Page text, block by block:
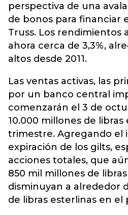
perspectiva de una
de bonos para financiar
Truss. Los rendimientos
ahora cerca de 3,3%,
altos desde 2011.
Las ventas activas, las
por un banco central
comenzarán el 3 de
10.000 millones de
trimestre. Agregando el
expiración de los gilts,
acciones totales, que
850 mil millones de
disminuyan a alrededor
de libras esterlinas en el